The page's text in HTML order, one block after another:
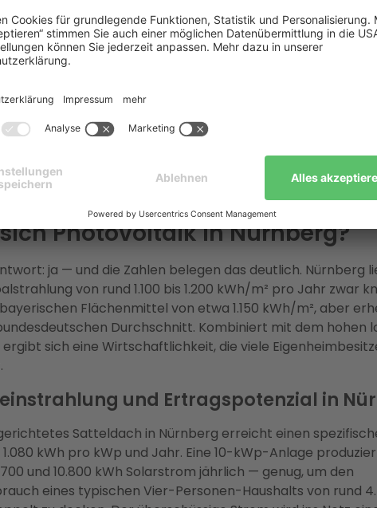
bis Ende 2026 nutzen:
Der Arbeitsentwurf des
sieht vor, die feste
unter 25 kWp ab dem 1. Januar 2027 abzuschaffen. Wer
2026 in Betrieb nimmt, sichert sich 20 Jahre
den gesamten Prozess:
mit über 37.000 erfolgreichen Projekten und mehr
gesicherten Fördermitteln koordiniert Enter Planung,
regionale Elektromeisterbetriebe, Netzanmeldung bei der N-
und den KfW-Förderprozess — alles aus einer Hand,
Photovoltaik in Nürnberg?
ja — und die Zahlen belegen das deutlich. Nürnberg
von rund 1.100 bis 1.200 kWh/m² pro Jahr zwar
Flächenmittel von etwa 1.150 kWh/m², aber
Durchschnitt. Kombiniert mit dem hohen
sich eine Wirtschaftlichkeit, die viele
und Ertragspotenzial in
Satteldach in Nürnberg erreicht einen
kWh pro kWp und Jahr. Eine 10-kWp-Anlage
und 10.800 kWh Solarstrom jährlich — genug, um den
eines typischen Vier-Personen-Haushalts von rund